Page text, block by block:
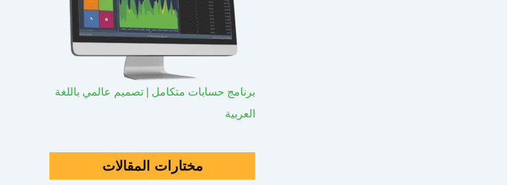
برنامج حسابات متكامل | تصميم عالمي باللغة
العربية
مختارات المقالات